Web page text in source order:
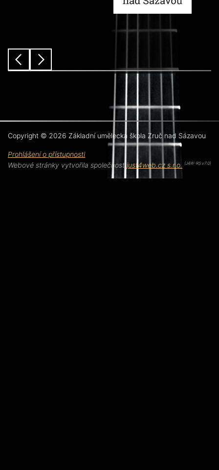
předchozí
Copyright © 2026 Základní umělecká škola Zruč nad Sázavou
Prohlášení o přístupnosti
Webové stránky vytvořila společnost just4web.cz s.r.o. (J4W-RS v7.0)